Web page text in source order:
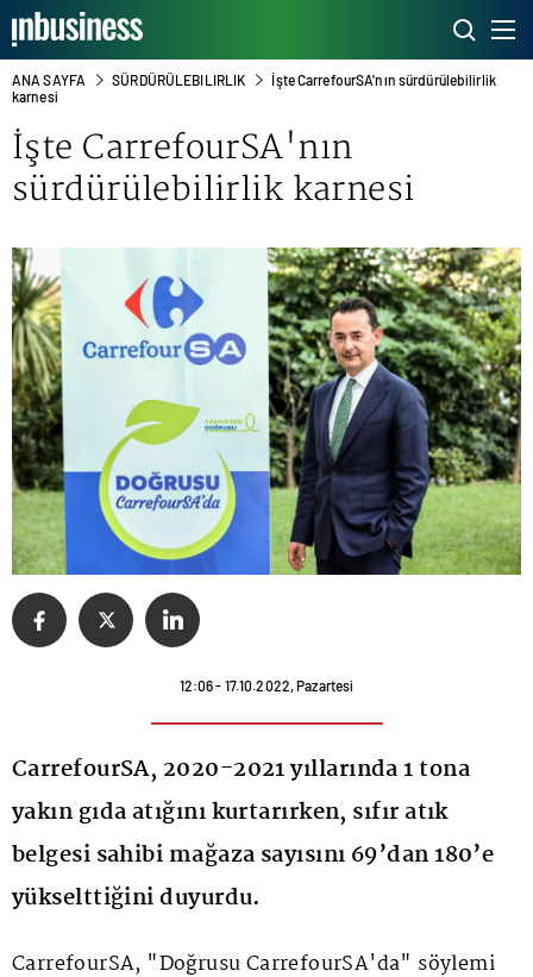
ANA SAYFA SÜRDÜRÜLEBILIRLIK
İşte CarrefourSA'nın sürdürülebilirlik
karnesi
İşte CarrefourSA'nın
sürdürülebilirlik karnesi
12:06 - 17.10.2022, Pazartesi
CarrefourSA, 2020-2021 yıllarında 1 tona
yakın gıda atığını kurtarırken, sıfır atık
belgesi sahibi mağaza sayısını 69’dan 180’e
yükselttiğini duyurdu.
CarrefourSA, "Doğrusu CarrefourSA'da" söylemi